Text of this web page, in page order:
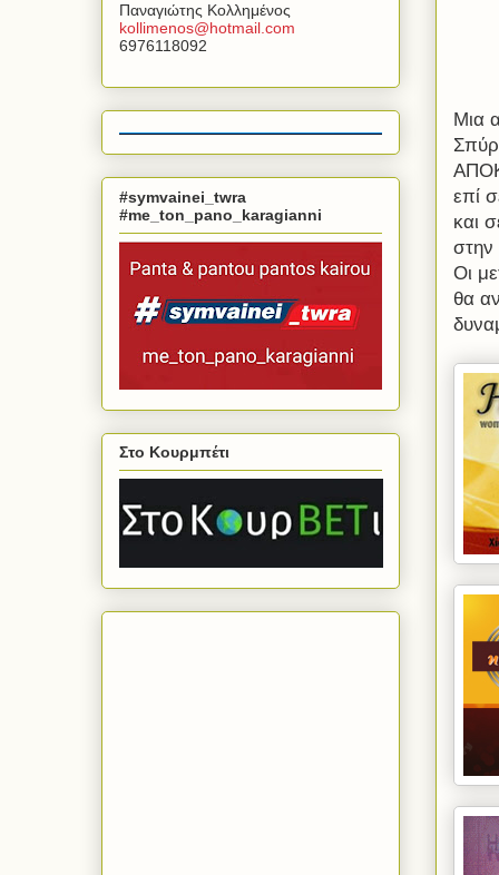
Μια
επί
και
στην
Οι
θα
Παναγιώτης Κολλημένος
kollimenos@hotmail com
6976118092
#symvainei_twra
#me_ton_pano_karagianni
Στο Κουρμπέτι